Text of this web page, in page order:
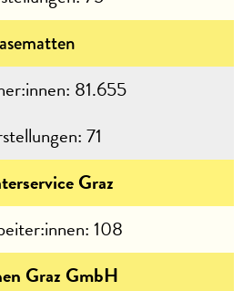
81.655
71
Graz
108
Graz GmbH